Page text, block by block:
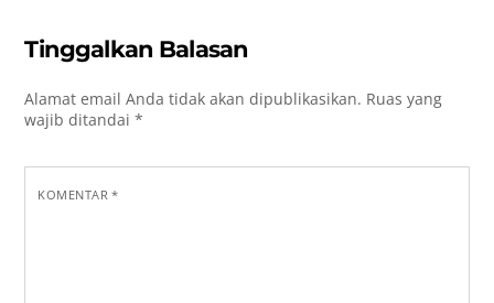
Tinggalkan Balasan
Alamat email Anda tidak akan dipublikasikan. Ruas yang
wajib ditandai*
KOMENTAR*